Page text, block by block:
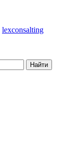
lexconsalting